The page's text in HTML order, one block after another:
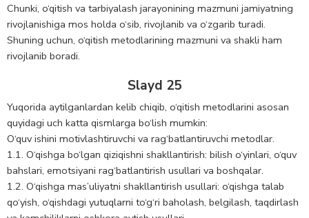
Chunki, o‘qitish va tarbiyalash jarayonining mazmuni jamiyatning
rivojlanishiga mos holda o‘sib, rivojlanib va o‘zgarib turadi.
Shuning uchun, o‘qitish metodlarining mazmuni va shakli ham
rivojlanib boradi.
Slayd 25
Yuqorida aytilganlardan kelib chiqib, o‘qitish metodlarini asosan
quyidagi uch katta qismlarga bo‘lish mumkin:
O‘quv ishini motivlashtiruvchi va rag‘batlantiruvchi metodlar.
1.1. O‘qishga bo‘lgan qiziqishni shakllantirish: bilish o‘yinlari, o‘quv
bahslari, emotsiyani rag‘batlantirish usullari va boshqalar.
1.2. O‘qishga mas’uliyatni shakllantirish usullari: o‘qishga talab
qo‘yish, o‘qishdagi yutuqlarni to‘g‘ri baholash, belgilash, taqdirlash